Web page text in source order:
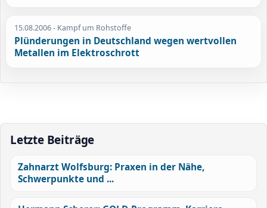
15.08.2006- Kampf um Rohstoffe
Plünderungen in Deutschland wegen wertvollen
Metallen im Elektroschrott
Letzte Beiträge
Zahnarzt Wolfsburg: Praxen in der Nähe,
Schwerpunkte und ...